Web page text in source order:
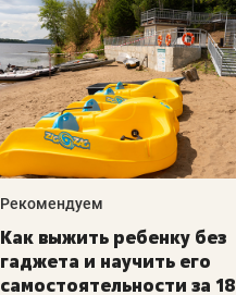
Рекомендуем
Как выжить ребенку без
гаджета и научить его
самостоятельности за 18